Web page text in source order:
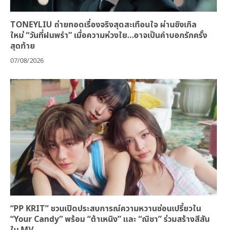
TONEYLIU ถ่ายทอดเรื่องจริงสุดสะเทือนใจ ผ่านซิงเกิล
ใหม่ “วันที่ฝนพรำ” เมื่อความห่วงใย…อาจเป็นคำบอกรักครั้ง
สุดท้าย
07/08/2026
“PP KRIT” ชวนเปิดประสบการณ์ความหวานซ่อนเปรี้ยวใน
“Your Candy” พร้อม “ต้าเหนิง” และ “ณิชา” ร่วมสร้างสีสัน